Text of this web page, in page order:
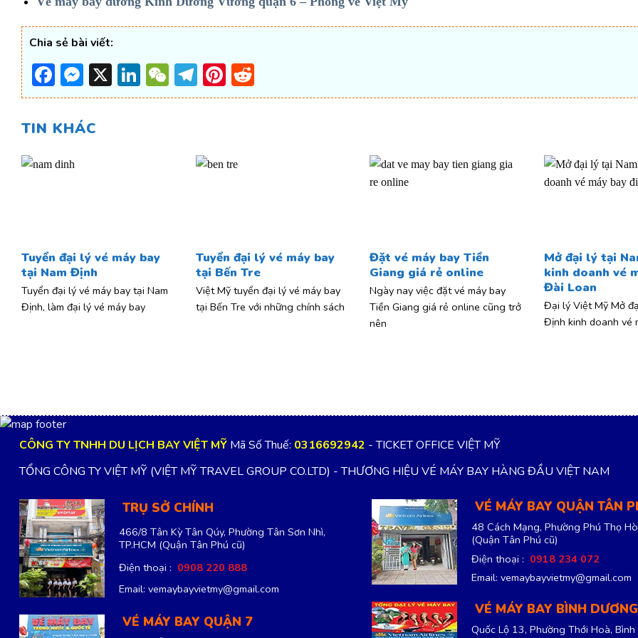
Chia sẻ bài viết:
Facebook
Messenger
X LinkedIn
WeChat
Telegram
Pinterest
TIN KHÁC
Tuyển đại lý vé máy bay
tại Nam Định
Tuyển đại lý vé máy bay tại Nam
Định, làm đại lý vé máy bay
Tuyển đại lý vé máy bay
tại Bến Tre
Việt Mỹ tuyển đại lý vé máy bay
tại Bến Tre với những chính sách
Đặt vé máy bay Tiền
Giang giá rẻ online
Ngày nay việc đặt vé máy bay
Tiền Giang giá rẻ online cũng trở
nên
Mở đại lý tại
kinh doanh vé
Đài Loan
Đại lý Việt Mỹ Mở
Định kinh doanh vé
CÔNG TY TNHH DU LỊCH BAY VIỆT MỸ Mã Số Thuế: 0316692942 - TICKET OFFICE VIỆT MỸ
TỔNG CÔNG TY VIỆT MỸ (VIỆT MỸ TRAVEL GROUP CO.LTD) - THƯƠNG HIỆU VÉ MÁY BAY HÀNG ĐẦU VIỆT NAM
TRỤ SỞ CHÍNH
466/8 Tân Kỳ Tân Qúy, Phường Tân Sơn Nhì,
TP.HCM (Quận Tân Phú cũ)
Điện thoại : 0908 220 888
Email: vemaybayvietmy@gmail.com
VÉ MÁY BAY QUẬN 7
VÉ MÁY BAY QUẬN TÂN
48 Cách Mạng, Phường Phú Thọ
(Quận Tân Phú cũ)
Điện thoại : 0918 234 072
Email: vemaybayvietmy@gmail.com
VÉ MÁY BAY BÌNH DƯƠNG
Quốc Lộ 13, Phường Thới Hoà, Bình